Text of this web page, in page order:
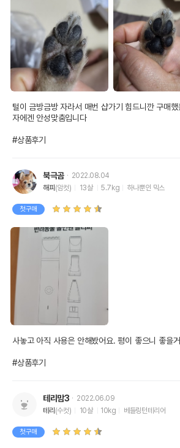
털이 금방금방 자라서 매번 샵가기 힘드니깐 구매
자에겐 안성맞춤입니다
#상품후기
북극곰
2022.08.04
해피 (암컷) 13살 5.7kg 하나뿐인 믹스
첫구매
사놓고 아직 사용은 안해봤어요. 평이 좋으니 좋을
#상품후기
테리맘3
2022.06.09
테리 (수컷) 10살 10kg 베들링턴테리어
첫구매